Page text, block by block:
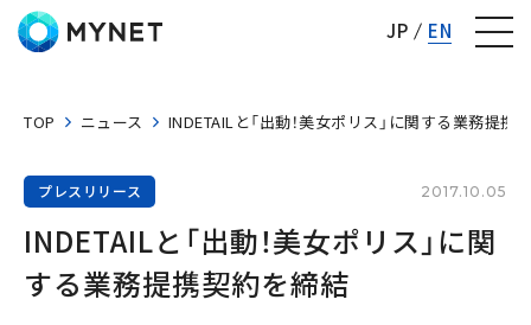
JP EN
TOP ニュース INDETAILと「出動！美女ポリス」に関する業務提携
プレスリリース 2017.10.05
INDETAILと「出動！美女ポリス」に関
する業務提携契約を締結